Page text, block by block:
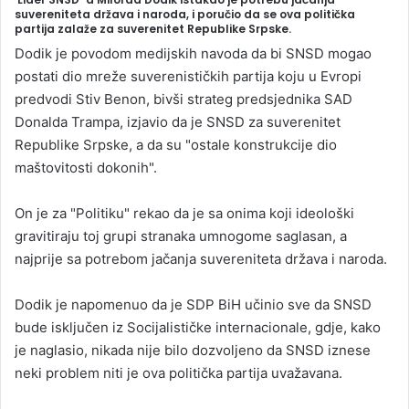
a
m
a
i
l
suvereniteta država i naroda, i poručio da se ova politička
partija zalaže za suverenitet Republike Srpske.
Dodik je povodom medijskih navoda da bi SNSD mogao
postati dio mreže suverenističkih partija koju u Evropi
predvodi Stiv Benon, bivši strateg predsjednika SAD
Donalda Trampa, izjavio da je SNSD za suverenitet
Republike Srpske, a da su "ostale konstrukcije dio
maštovitosti dokonih".
On je za "Politiku" rekao da je sa onima koji ideološki
gravitiraju toj grupi stranaka umnogome saglasan, a
najprije sa potrebom jačanja suvereniteta država i naroda.
Dodik je napomenuo da je SDP BiH učinio sve da SNSD
bude isključen iz Socijalističke internacionale, gdje, kako
je naglasio, nikada nije bilo dozvoljeno da SNSD iznese
neki problem niti je ova politička partija uvažavana.